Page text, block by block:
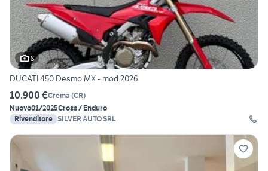
8
DUCATI 450 Desmo MX - mod.2026
10.900 €Crema (CR)
Nuovo01/2025Cross / Enduro
Rivenditore SILVER AUTO SRL